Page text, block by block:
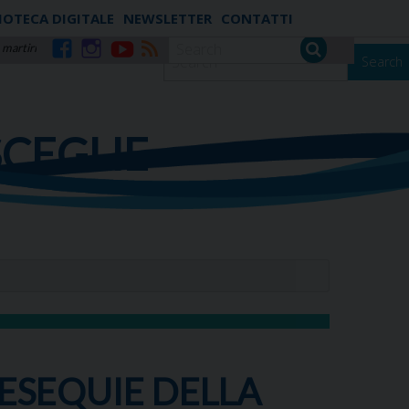
martiri
DIGITALE NEWSLETTER CONTATTI
Search
DELLA